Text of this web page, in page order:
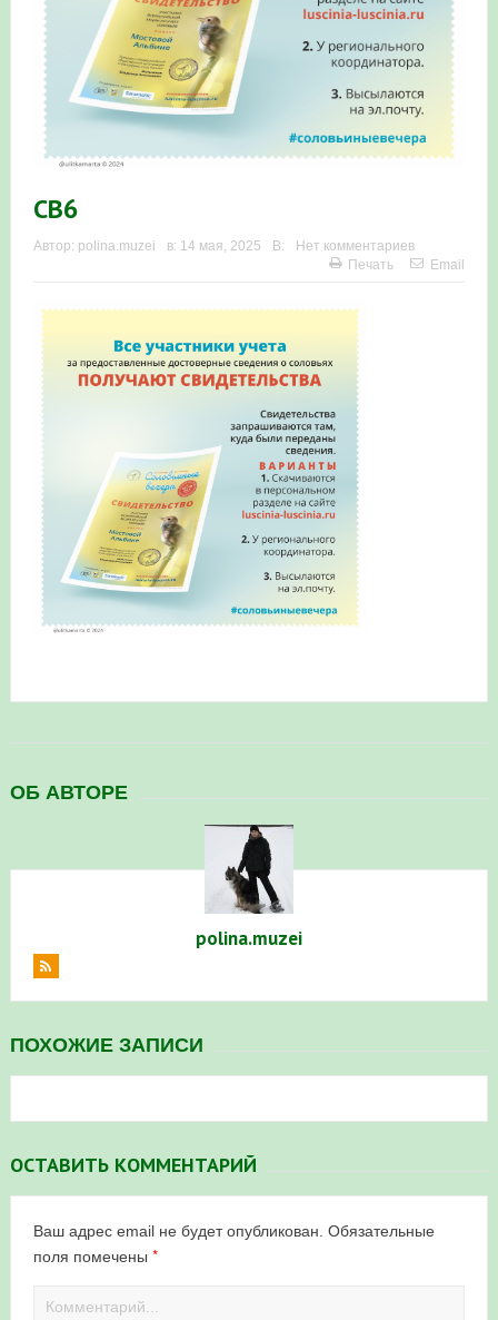
олимпиадного движения «Аврора»
Фотофиксация и осмотр птенцов сапсанов на крыше
Уралсиба в Уфе в 2026 г.
Участие башкирских орнитологов и бердвотчеров в
«Весенняя перекличка-2026» — 11-20 мая 2026
Мониторинг орнитофауны на постоянных маршрутах
в Республике Башкортостан в 2026 году
СВ6
Автор: polina.muzei в: 14 мая, 2025 В:
Нет комментариев
Печать
Email
ОБ АВТОРЕ
polina.muzei
ПОХОЖИЕ ЗАПИСИ
ОСТАВИТЬ КОММЕНТАРИЙ
Ваш адрес email не будет опубликован. Обязательные
поля помечены *